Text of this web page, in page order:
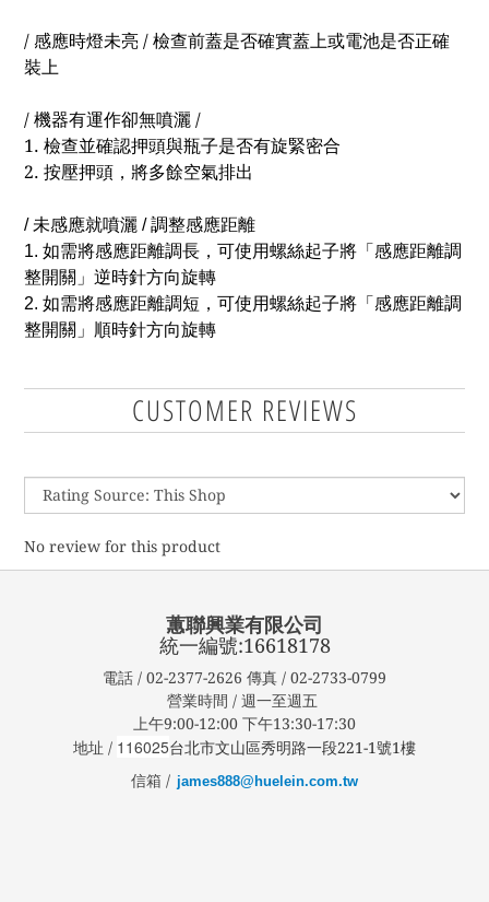
/ 感應時燈未亮 / 檢查前蓋是否確實蓋上或電池是否正確
裝上
/ 機器有運作卻無噴灑 /
1. 檢查並確認押頭與瓶子是否有旋緊密合
2. 按壓押頭，將多餘空氣排出
/ 未感應就噴灑 / 調整感應距離
1. 如需將感應距離調長，可使用螺絲起子將「感應距離調
整開關」逆時針方向旋轉
2. 如需將感應距離調短，可使用螺絲起子將「感應距離調
整開關」順時針方向旋轉
CUSTOMER REVIEWS
No review for this product
蕙聯興業有限公司
統一編號:16618178
電話 / 02-2377-2626 傳真 / 02-2733-0799
營業時間 / 週一至週五
上午9:00-12:00 下午13:30-17:30
地址 / 116025台北市文山區秀明路一段221-1號1樓
信箱 / james888@huelein.com.tw